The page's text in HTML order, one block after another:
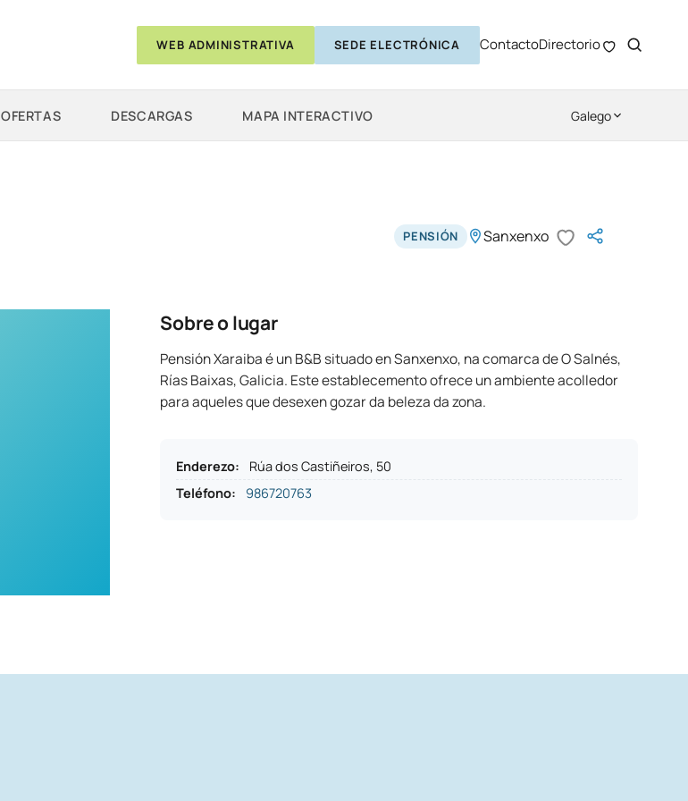
WEB ADMINISTRATIVA SEDE ELECTRÓNICA ContactoDirectorio
OFERTAS DESCARGAS MAPA INTERACTIVO Galego
PENSIÓN Sanxenxo
Sobre o lugar
Pensión Xaraiba é un B&B situado en Sanxenxo, na comarca de O Salnés,
Rías Baixas, Galicia. Este establecemento ofrece un ambiente acolledor
para aqueles que desexen gozar da beleza da zona.
Enderezo:
Rúa dos Castiñeiros, 50
Teléfono: 986720763